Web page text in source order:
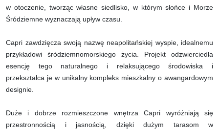
w otoczenie, tworząc własne siedlisko, w którym słońce i Morze
Śródziemne wyznaczają upływ czasu.
Capri zawdzięcza swoją nazwę neapolitańskiej wyspie, idealnemu
przykładowi śródziemnomorskiego życia. Projekt odzwierciedla
esencję tego naturalnego i relaksującego środowiska i
przekształca je w unikalny kompleks mieszkalny o awangardowym
designie.
Duże i dobrze rozmieszczone wnętrza Capri wyróżniają się
przestronnością i jasnością, dzięki dużym tarasom w